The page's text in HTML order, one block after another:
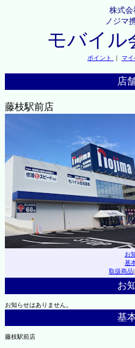
株式会
ノジマ
モバイル
ポイント ｜ マイ
店
藤枝駅前店
お
基
取扱商品|
お
お知らせはありません。
基
藤枝駅前店